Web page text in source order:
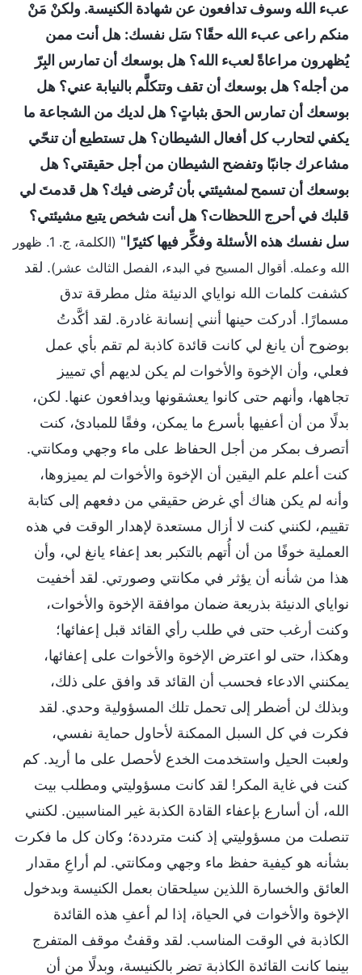
عبء الله وسوف تدافعون عن شهادة الكنيسة. ولكنْ مَنْ
منكم راعى عبء الله حقًا؟ سَل نفسك: هل أنت ممن
يُظهرون مراعاةً لعبء الله؟ هل بوسعك أن تمارس البِرّ
من أجله؟ هل بوسعك أن تقف وتتكلَّم بالنيابة عني؟ هل
بوسعك أن تمارس الحق بثباتٍ؟ هل لديك من الشجاعة ما
يكفي لتحارب كل أفعال الشيطان؟ هل تستطيع أن تنحّي
مشاعرك جانبًا وتفضح الشيطان من أجل حقيقتي؟ هل
بوسعك أن تسمح لمشيئتي بأن تُرضى فيك؟ هل قدمتَ لي
قلبك في أحرج اللحظات؟ هل أنت شخص يتبع مشيئتي؟
سل نفسك هذه الأسئلة وفكِّر فيها كثيرًا"
(الكلمة، ج. 1. ظهور
الله وعمله. أقوال المسيح في البدء، الفصل الثالث عشر). لقد
كشفت كلمات الله نواياي الدنيئة مثل مطرقة تدق
مسمارًا. أدركت حينها أنني إنسانة غادرة. لقد أكَّدتُ
بوضوح أن يانغ لي كانت قائدة كاذبة لم تقم بأي عمل
فعلي، وأن الإخوة والأخوات لم يكن لديهم أي تمييز
تجاهها، وأنهم حتى كانوا يعشقونها ويدافعون عنها. لكن،
بدلًا من أن أعفيها بأسرع ما يمكن، وفقًا للمبادئ، كنت
أتصرف بمكر من أجل الحفاظ على ماء وجهي ومكانتي.
كنت أعلم علم اليقين أن الإخوة والأخوات لم يميزوها،
وأنه لم يكن هناك أي غرض حقيقي من دفعهم إلى كتابة
تقييم، لكنني كنت لا أزال مستعدة لإهدار الوقت في هذه
العملية خوفًا من أن أُتهم بالتكبر بعد إعفاء يانغ لي، وأن
هذا من شأنه أن يؤثر في مكانتي وصورتي. لقد أخفيت
نواياي الدنيئة بذريعة ضمان موافقة الإخوة والأخوات،
وكنت أرغب حتى في طلب رأي القائد قبل إعفائها؛
وهكذا، حتى لو اعترض الإخوة والأخوات على إعفائها،
يمكنني الادعاء فحسب أن القائد قد وافق على ذلك،
وبذلك لن أضطر إلى تحمل تلك المسؤولية وحدي. لقد
فكرت في كل السبل الممكنة لأحاول حماية نفسي،
ولعبت الحيل واستخدمت الخدع لأحصل على ما أريد. كم
كنت في غاية المكر! لقد كانت مسؤوليتي ومطلب بيت
الله، أن أسارع بإعفاء القادة الكذبة غير المناسبين. لكنني
تنصلت من مسؤوليتي إذ كنت مترددة؛ وكان كل ما فكرت
بشأنه هو كيفية حفظ ماء وجهي ومكانتي. لم أراعِ مقدار
العائق والخسارة اللذين سيلحقان بعمل الكنيسة وبدخول
الإخوة والأخوات في الحياة، إذا لم أعفِ هذه القائدة
الكاذبة في الوقت المناسب. لقد وقفتُ موقف المتفرج
بينما كانت القائدة الكاذبة تضر بالكنيسة، وبدلًا من أن